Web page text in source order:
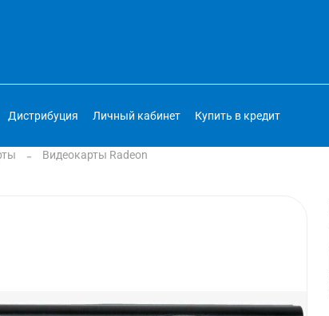
Дистрибуция Личный кабинет Купить в кредит
Видеокарты Radeon